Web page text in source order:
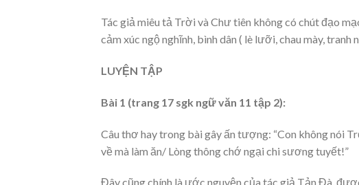
Tác giả miêu tả Trời và Chư tiên không có chút đạo
cảm xúc ngộ nghĩnh, bình dân ( lè lưỡi, chau mày, tranh
LUYỆN TẬP
Bài 1 (trang 17 sgk ngữ văn 11 tập 2):
Câu thơ hay trong bài gây ấn tượng: “Con không nói
về mà làm ăn/ Lòng thông chớ ngại chi sương tuyết!”
Đây cũng chính là ước nguyện của tác giả Tản Đà,